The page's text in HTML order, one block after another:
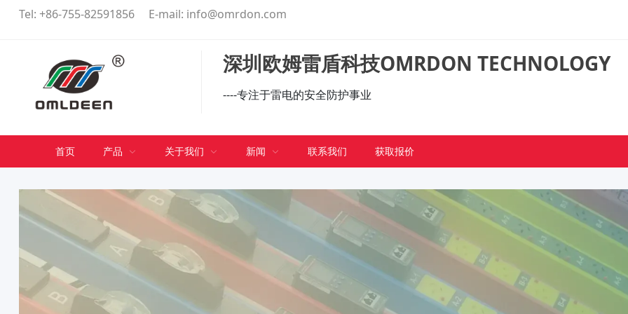
Tel: +86-755-82591856E-mail: info@omrdon.com
深圳欧姆雷盾科技OMRDON TECHNOLOGY
----专注于雷电的安全防护事业
首页 产品 关于我们 新闻 联系我们 获取报价